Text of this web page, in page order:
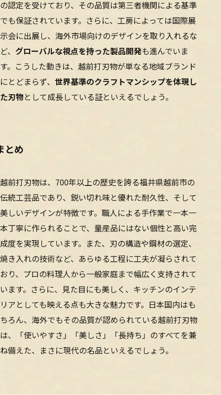
の認定を受けており、その品質は第三者機関による基準
でも保証されています。さらに、工房によっては国際展
示会に出展し、海外市場向けのデザインを取り入れるな
ど、 グローバルな視点を持った製品開発も進んでいま
す。こうした動きは、越前打刃物が単なる地域ブランド
にとどまらず、 世界基準のクラフトマンシップを体現し
た刃物として成長している証といえるでしょう。
とめ
越前打刃物は、700年以上の歴史を誇る福井県越前市の
伝統工芸品であり、鋭い切れ味と優れた耐久性、そして
美しいデザインが特徴です。職人による手作業で一本一
本丁寧に作られることで、量産品にはない個性と高い完
成度を実現しています。また、刃の構造や鋼材の選定、
焼き入れの技術など、あらゆる工程に工夫が凝らされて
おり、プロの料理人から一般家庭まで幅広く支持されて
います。さらに、見た目にも美しく、キッチンのインテ
リアとしても映える点も大きな魅力です。日本国内はも
ちろん、海外でもその品質が認められている越前打刃物
は、「使いやすさ」「美しさ」「長持ち」のすべてを兼
ね備えた、まさに現代の名品といえるでしょう。